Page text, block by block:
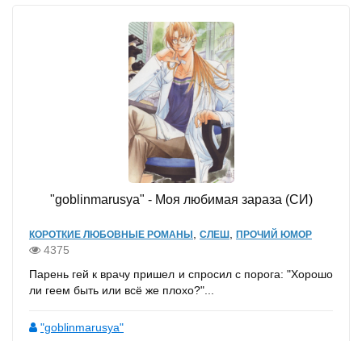
"goblinmarusya" - Моя любимая зараза (СИ)
КОРОТКИЕ ЛЮБОВНЫЕ РОМАНЫ , СЛЕШ , ПРОЧИЙ ЮМОР
4375
Парень гей к врачу пришел и спросил с порога: "Хорошо
ли геем быть или всё же плохо?"...
"goblinmarusya"